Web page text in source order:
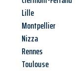
Lille
Montpellier
Nizza
Rennes
Toulouse